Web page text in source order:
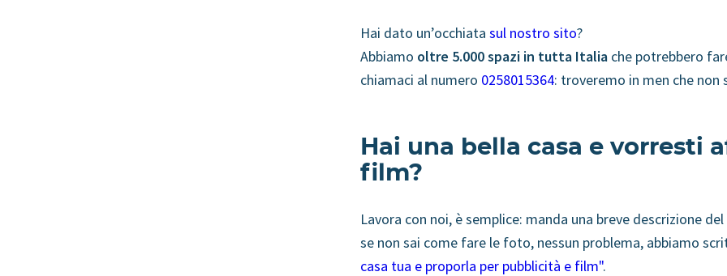
Hai dato un’occhiata sul nostro sito?
Abbiamo oltre 5.000 spazi in tutta Italia che potrebbero
chiamaci al numero 0258015364: troveremo in men che
Hai una bella casa e
film?
Lavora con noi, è semplice: manda una breve descrizione
se non sai come fare le foto, nessun problema, abbiamo
casa tua e proporla per pubblicità e film".